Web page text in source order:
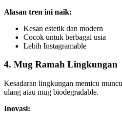
Alasan tren ini naik:
Kesan estetik dan modern
Cocok untuk berbagai usia
Lebih Instagramable
4. Mug Ramah Lingkungan
Kesadaran lingkungan memicu
ulang atau mug biodegradable.
Inovasi: